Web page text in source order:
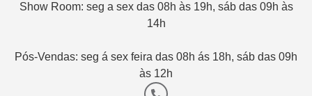
Show Room: seg a sex das 08h às 19h, sáb das 09h às
14h
Pós-Vendas: seg á sex feira das 08h ás 18h, sáb das 09h
às 12h